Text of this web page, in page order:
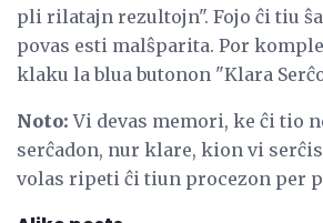
pli rilatajn rezultojn". Fojo ĉi tiu
povas esti malŝparita. Por
klaku la blua butonon "Klara
Noto: Vi devas memori, ke ĉi tio
serĉadon, nur klare, kion vi
volas ripeti ĉi tiun procezon per